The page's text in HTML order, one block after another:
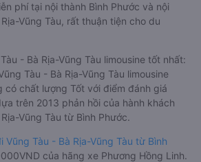
phí tại nội thành Bình Phước và nội
Vũng Tàu, rất thuận tiện cho du
- Bà Rịa-Vũng Tàu limousine tốt nhất:
Tàu - Bà Rịa-Vũng Tàu limousine
có chất lượng Tốt với điểm đánh giá
trên 2013 phản hồi của hành khách
Vũng Tàu từ Bình Phước.
Vũng Tàu - Bà Rịa-Vũng Tàu từ Bình
của hãng xe Phương Hồng Linh.